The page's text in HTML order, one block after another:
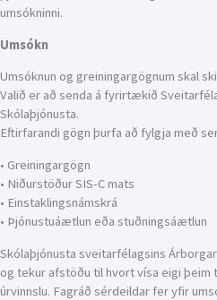
umsókninni.
Umsókn
Umsóknun og greiningargögnum skal
Valið er að senda á fyrirtækið
Skólaþjónusta.
Eftirfarandi gögn þurfa að fylgja með
• Greiningargögn
• Niðurstöður SIS-C mats
• Einstaklingsnámskrá
• Þjónustuáætlun eða stuðningsáætlun
Skólaþjónusta sveitarfélagsins
og tekur afstöðu til hvort vísa eigi
úrvinnslu. Fagráð sérdeildar fer yfir